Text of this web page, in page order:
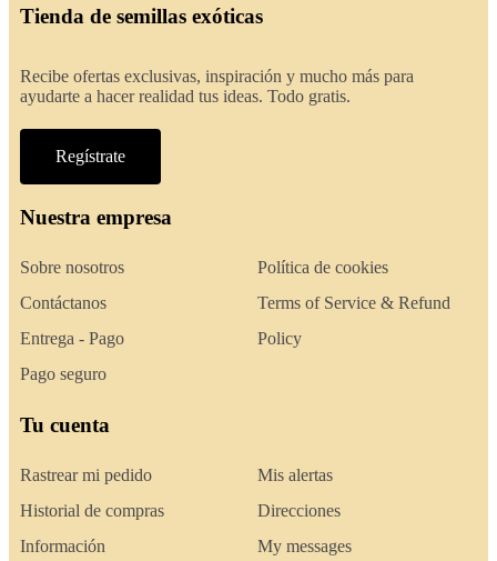
Tienda de semillas exóticas
Recibe ofertas exclusivas, inspiración y mucho más para
ayudarte a hacer realidad tus ideas. Todo gratis.
Regístrate
Nuestra empresa
Sobre nosotros
Contáctanos
Entrega - Pago
Pago seguro
Política de cookies
Terms of Service & Refund
Policy
Tu cuenta
Rastrear mi pedido
Historial de compras
Información
Mis alertas
Direcciones
My messages